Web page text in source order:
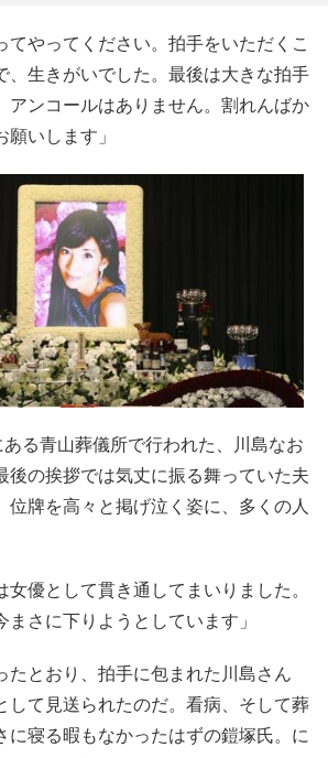
てやってください。拍手をいただくこ
、生きがいでした。最後は大きな拍手
アンコールはありません。割れんばか
願いします」
る青山葬儀所で行われた、川島なお
後の挨拶では気丈に振る舞っていた夫
位牌を高々と掲げ泣く姿に、多くの人
女優として貫き通してまいりました。
さに下りようとしています」
とおり、拍手に包まれた川島さん
して見送られたのだ。看病、そして葬
に寝る暇もなかったはずの鎧塚氏。に